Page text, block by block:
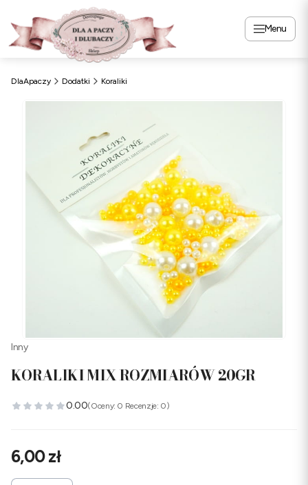
Menu
DlaApaczy Dodatki Koraliki
Inny
KORALIKI MIX ROZMIARÓW 20GR
0.00(Oceny: 0 Recenzje: 0)
Cena
6,00 zł